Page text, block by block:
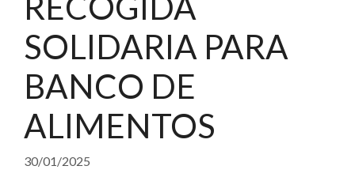
SOLIDARIA PARA
BANCO DE
ALIMENTOS
30/01/2025